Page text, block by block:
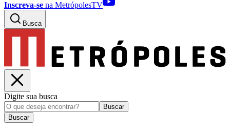
Inscreva-se na MetrópolesTV
Busca
Digite sua busca
Buscar
Buscar